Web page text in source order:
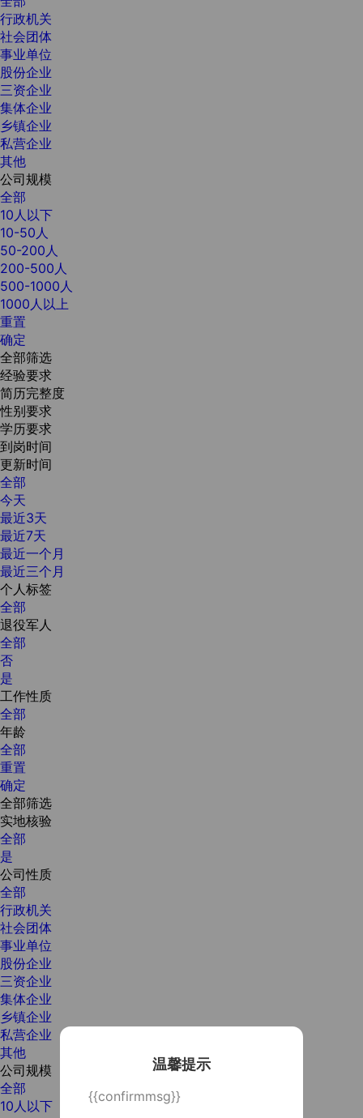
温馨提示
{{confirmmsg}}
行政机关
社会团体
事业单位
股份企业
三资企业
集体企业
乡镇企业
私营企业
其他
公司规模
全部
10人以下
10-50人
50-200人
200-500人
500-1000人
1000人以上
重置
确定
全部筛选
经验要求
简历完整度
性别要求
学历要求
到岗时间
更新时间
全部
今天
最近3天
最近7天
最近一个月
最近三个月
个人标签
全部
退役军人
全部
否
是
工作性质
全部
年龄
全部
重置
确定
全部筛选
实地核验
全部
是
公司性质
全部
行政机关
社会团体
事业单位
股份企业
三资企业
集体企业
乡镇企业
私营企业
其他
公司规模
全部
10人以下